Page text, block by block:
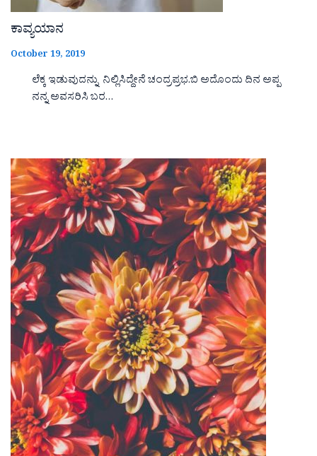
ಕಾವ್ಯಯಾನ
October 19, 2019
ಲೆಕ್ಕ ಇಡುವುದನ್ನು ನಿಲ್ಲಿಸಿದ್ದೇನೆ ಚಂದ್ರಪ್ರಭ.ಬಿ ಅದೊಂದು ದಿನ ಅಪ್ಪ
ನನ್ನ ಅವಸರಿಸಿ ಬರ…